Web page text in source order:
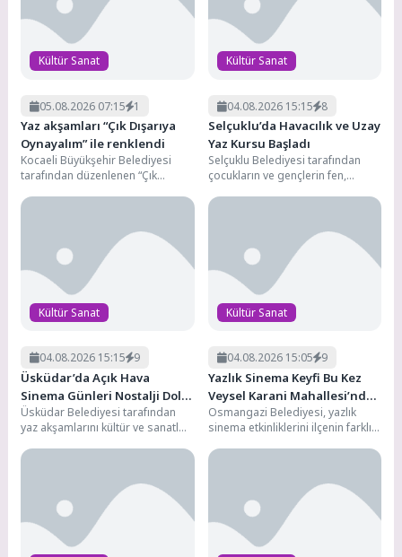
8 Karşıyaka’da “sokak” çocukların!
Kültür Sanat
05.08.2026 07:15 1
Yaz akşamları “Çık Dışarıya
Oynayalım” ile renklendi
Kocaeli Büyükşehir Belediyesi
tarafından düzenlenen “Çık
yıl da yaz akşamlarını oyun,...
Kültür Sanat
04.08.2026 15:15 8
Selçuklu’da Havacılık ve Uzay
Yaz Kursu Başladı
Selçuklu Belediyesi tarafından
çocukların ve gençlerin fen,
matematik disiplinlerini bütüncül
Kültür Sanat
04.08.2026 15:15 9
Üsküdar’da Açık Hava
Sinema Günleri Nostalji Dolu
Klasiklerle Devam Ediyor
Üsküdar Belediyesi tarafından
yaz akşamlarını kültür ve sanatla
“Üsküdar’da İzler İken” Açık...
Kültür Sanat
04.08.2026 15:05 9
Yazlık Sinema Keyfi Bu Kez
Veysel Karani Mahallesi’nde
Yaşandı
Osmangazi Belediyesi, yazlık
sinema etkinliklerini ilçenin farklı
ediyor. "Osmangazi'de Yaz Film